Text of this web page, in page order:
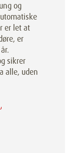
og
er let at
er
sikrer
alle, uden